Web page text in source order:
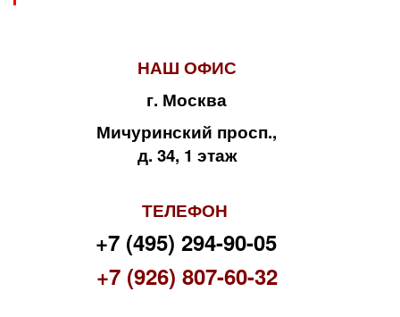
НАШ ОФИС
г. Москва
Мичуринский просп.,
д. 34, 1 этаж
ТЕЛЕФОН
+7 (495) 294-90-05
+7 (926) 807-60-32